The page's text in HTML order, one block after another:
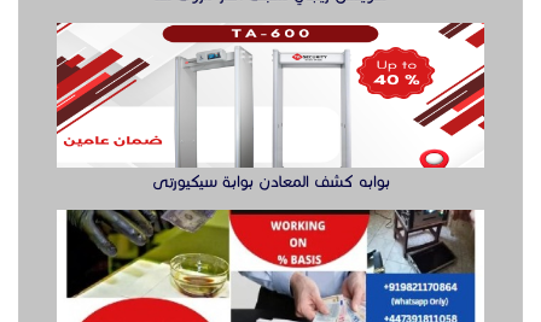
buy ssd solution
كراسي حضور عالية الجودة للمعارض